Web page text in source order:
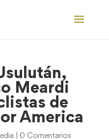
Meardi
de
America
0 Comentarios